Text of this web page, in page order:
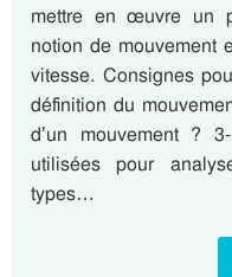
mettre en œuvre un
notion de mouvement
vitesse. Consignes
définition du
d’un mouvement ?
utilisées pour
types…